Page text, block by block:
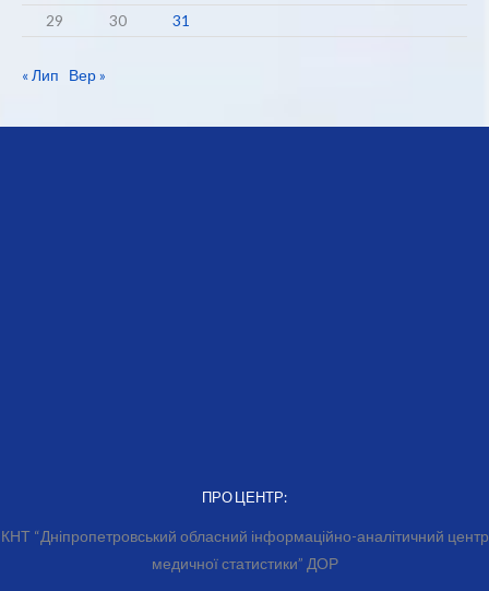
29
30 31
« Лип Вер »
ПРО ЦЕНТР:
КНТ “Дніпропетровський обласний інформаційно-аналітичний центр
медичної статистики” ДОР